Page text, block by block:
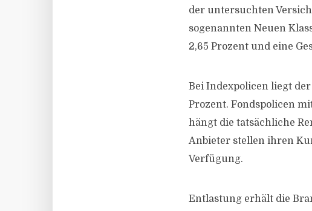
der untersuchten
sogenannten Neuen
2,65 Prozent und eine
Bei Indexpolicen liegt
Prozent. Fondspolicen
hängt die tatsächliche
Anbieter stellen ihren
Verfügung.
Entlastung erhält die